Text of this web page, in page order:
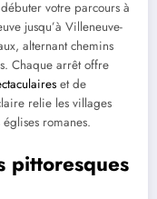
votre parcours à
jusqu’à Villeneuve-
alternant chemins
Chaque arrêt offre
et de
relie les villages
romanes.
pittoresques